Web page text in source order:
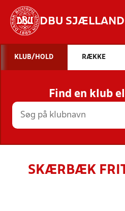
DBU SJÆLLAND
STILLINGER,
KLUB/HOLD RÆKKE
Find en klub
SKÆRBÆK